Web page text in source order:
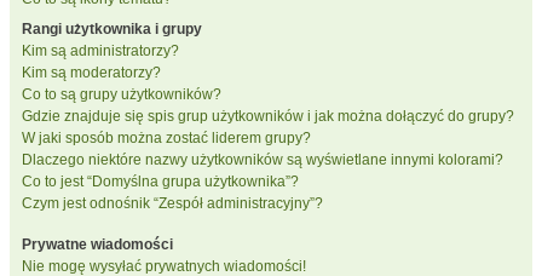
Rangi użytkownika i grupy
Kim są administratorzy?
Kim są moderatorzy?
Co to są grupy użytkowników?
Gdzie znajduje się spis grup użytkowników i jak można dołączyć do grupy?
W jaki sposób można zostać liderem grupy?
Dlaczego niektóre nazwy użytkowników są wyświetlane innymi kolorami?
Co to jest “Domyślna grupa użytkownika”?
Czym jest odnośnik “Zespół administracyjny”?
Prywatne wiadomości
Nie mogę wysyłać prywatnych wiadomości!